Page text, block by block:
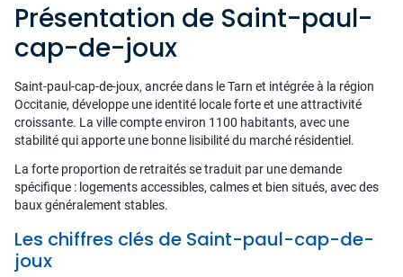
Présentation de Saint-paul-
cap-de-joux
Saint-paul-cap-de-joux, ancrée dans le Tarn et intégrée à la région
Occitanie, développe une identité locale forte et une attractivité
croissante. La ville compte environ 1100 habitants, avec une
stabilité qui apporte une bonne lisibilité du marché résidentiel.
La forte proportion de retraités se traduit par une demande
spécifique : logements accessibles, calmes et bien situés, avec des
baux généralement stables.
Les chiffres clés de Saint-paul-cap-de-
joux